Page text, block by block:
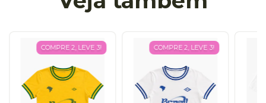
COMPRE 2, LEVE 3! COMPRE 2, LEVE 3!